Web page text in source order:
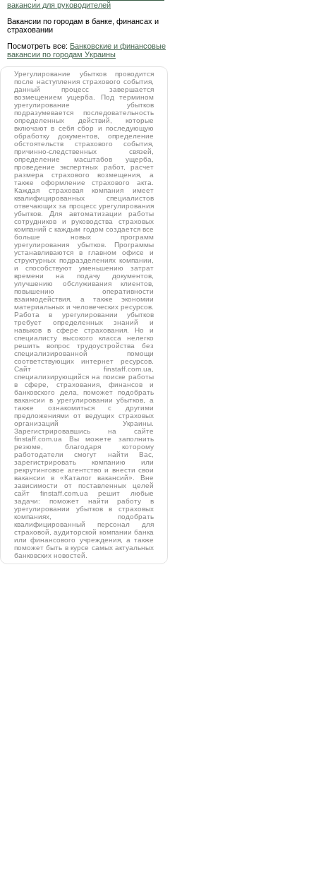
вакансии для руководителей
Вакансии по городам в банке, финансах и
страховании
Посмотреть все: Банковские и финансовые
вакансии по городам Украины
Урегулирование убытков проводится
после наступления страхового события,
данный процесс завершается
возмещением ущерба. Под термином
урегулирование убытков
подразумевается последовательность
определенных действий, которые
включают в себя сбор и последующую
обработку документов, определение
обстоятельств страхового события,
причинно-следственных связей,
определение масштабов ущерба,
проведение экспертных работ, расчет
размера страхового возмещения, а
также оформление страхового акта.
Каждая страховая компания имеет
квалифицированных специалистов
отвечающих за процесс урегулирования
убытков. Для автоматизации работы
сотрудников и руководства страховых
компаний с каждым годом создается все
больше новых программ
урегулирования убытков. Программы
устанавливаются в главном офисе и
структурных подразделениях компании,
и способствуют уменьшению затрат
времени на подачу документов,
улучшению обслуживания клиентов,
повышению оперативности
взаимодействия, а также экономии
материальных и человеческих ресурсов.
Работа в урегулировании убытков
требует определенных знаний и
навыков в сфере страхования. Но и
специалисту высокого класса нелегко
решить вопрос трудоустройства без
специализированной помощи
соответствующих интернет ресурсов.
Сайт finstaff.com.ua,
специализирующийся на поиске работы
в сфере, страхования, финансов и
банковского дела, поможет подобрать
вакансии в урегулировании убытков, а
также ознакомиться с другими
предложениями от ведущих страховых
организаций Украины.
Зарегистрировавшись на сайте
finstaff.com.ua Вы можете заполнить
резюме, благодаря которому
работодатели смогут найти Вас,
зарегистрировать компанию или
рекрутинговое агентство и внести свои
вакансии в «Каталог вакансий». Вне
зависимости от поставленных целей
сайт finstaff.com.ua решит любые
задачи: поможет найти работу в
урегулировании убытков в страховых
компаниях, подобрать
квалифицированный персонал для
страховой, аудиторской компании банка
или финансового учреждения, а также
поможет быть в курсе самых актуальных
банковских новостей.